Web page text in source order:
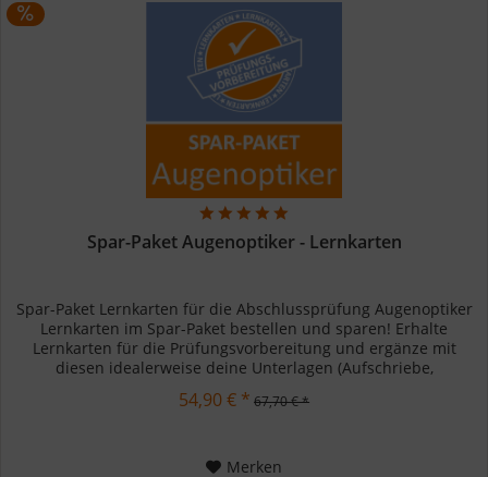
Spar-Paket Augenoptiker - Lernkarten
Spar-Paket Lernkarten für die Abschlussprüfung Augenoptiker
Lernkarten im Spar-Paket bestellen und sparen! Erhalte
Lernkarten für die Prüfungsvorbereitung und ergänze mit
diesen idealerweise deine Unterlagen (Aufschriebe,
54,90 € * 67,70 € *
Merken